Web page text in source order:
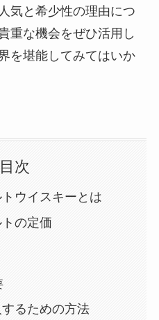
気と希少性の理由につ
重な機会をぜひ活用し
を堪能してみてはいか
目次
ウイスキーとは
の定価
るための方法